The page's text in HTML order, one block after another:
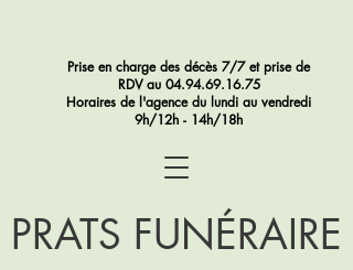
Prise en charge des décès 7/7 et prise de
RDV au 04.94.69.16.75
Horaires de l'agence du lundi au vendredi
9h/12h - 14h/18h
PRATS FUNÉRAIRE